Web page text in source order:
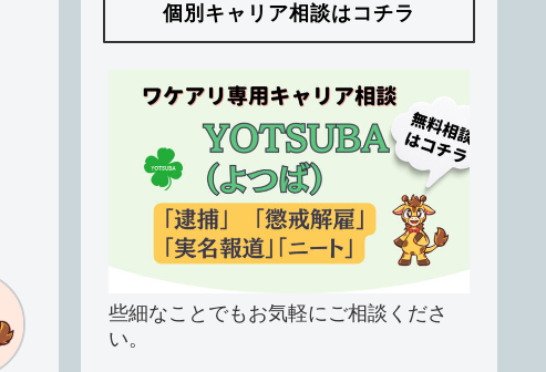
個別キャリア相談はコチラ
些細なことでもお気軽にご相談くださ
い。